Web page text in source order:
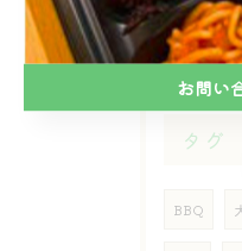
タグ
BBQ
お問い
お問い